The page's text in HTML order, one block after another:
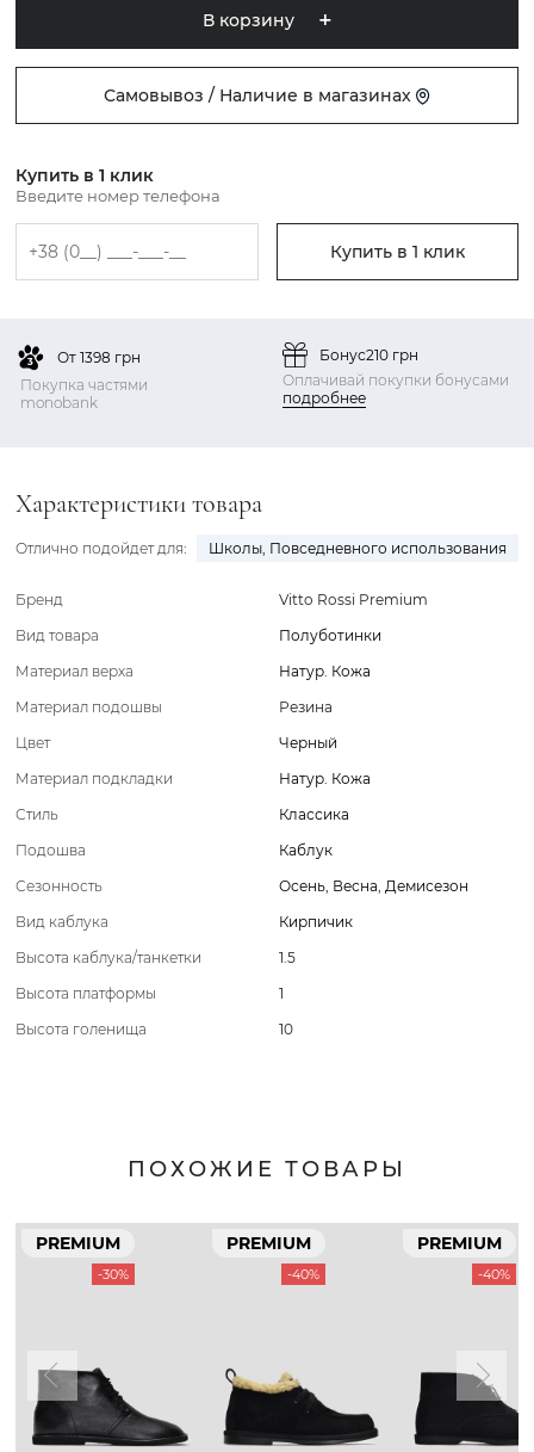
В корзину
Самовывоз / Наличие в магазинах
Купить в 1 клик
Введите номер телефона
Купить в 1 клик
От 1398 грн
Покупка частями
monobank
Бонус210 грн
Оплачивай покупки бонусами
подробнее
Характеристики товара
Отлично подойдет для: Школы, Повседневного использования
Бренд
Vitto Rossi Premium
Вид товара
Полуботинки
Материал верха
Натур. Кожа
Материал подошвы
Резина
Цвет
Черный
Материал подкладки
Натур. Кожа
Стиль
Классика
Подошва
Каблук
Сезонность
Осень, Весна, Демисезон
Вид каблука
Кирпичик
Высота каблука/танкетки
1.5
Высота платформы
1
Высота голенища
10
ПОХОЖИЕ ТОВАРЫ
PREMIUM
-30%
PREMIUM
-40%
PREMIUM
-40%